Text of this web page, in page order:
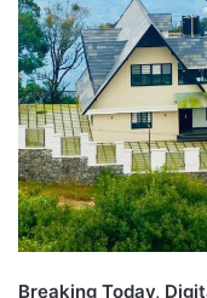
Breaking Today,